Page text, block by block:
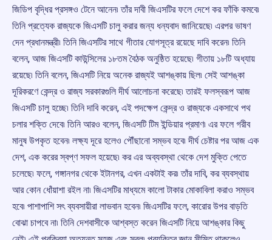
জিডিপ বৃদ্ধির প্রসঙ্গও টেনে আনেন৷ তাঁর দাবী জিএসটির ফলে দেশে কর ফাঁকি কমবে৷
তিনি প্রত্যেক রাজ্যকে জিএসটি চালু করার জন্য ধন্যবাদ জানিয়েছে৷ এরপর ভাষণ
দেন প্রধানমন্ত্রী৷ তিনি জিএসটির সাথে গীতার যোগসূত্র রয়েছে দাবি করেন৷ তিনি
বলেন, আজ জিএসটি কাউন্সিলের ১৮তম বৈঠক অনুষ্ঠিত হয়েছে৷ গীতায় ১৮টি অধ্যায়
রয়েছে৷ তিনি বলেন, জিএসটি নিয়ে অনেক রাজ্যই আশঙ্কায় ছিল৷ সেই আশঙ্কা
দূরিকরণে কেন্দ্র ও রাজ্য সরকারগুলি দীর্ঘ আলোচনা করেছে৷ তারই ফলস্বরূপ আজ
জিএসটি চালু হচ্ছে৷ তিনি দাবি করেন, এই পদক্ষেপ কেন্দ্র ও রাজ্যকে একসাথে পথ
চলার শক্তি দেবে৷ তিনি আরও বলেন, জিএসটি টিম ইন্ডিয়ার প্রমাণ৷ এর ফলে গরীব
মানুষ উপকৃত হবেন৷ লক্ষ্য দূরে হলেও পৌঁছানো সম্ভব হবে৷ দীর্ঘ চেষ্টার পর আজ এক
দেশ, এক করের স্বপ্ণ সফল হয়েছে৷ কর এর অব্যবস্থা থেকে দেশ মুক্তি পেতে
চলেছে৷ ফলে, গঙ্গানগর থেকে ইটানগর, এখন একটাই কর৷ তাঁর দাবি, কর ব্যবস্থায়
আর কোন ধোঁয়াশা রইল না৷ জিএসটির মাধ্যমে কালো টাকার মোকাবিলা করাও সম্ভব
হবে৷ পাশাপাশি সৎ ব্যবসায়ীরা লাভবান হবেন৷ জিএসটির ফলে, কারোর উপর বাড়তি
বোঝা চাপবে না৷ তিনি দেশবাসীকে আশ্বস্ত করেন জিএসটি নিয়ে আশঙ্কার কিছু